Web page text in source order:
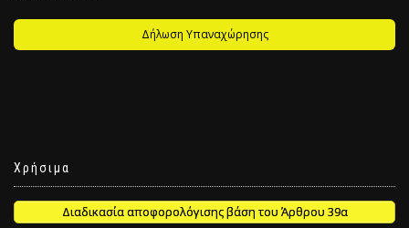
Δήλωση Υπαναχώρησης
Χρήσιμα
Διαδικασία αποφορολόγισης βάση του Άρθρου 39α